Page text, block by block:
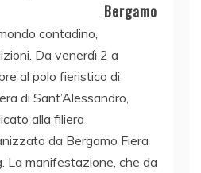
Bergamo
contadino,
Da venerdì 2 a
al polo fieristico di
di Sant’Alessandro,
alla filiera
da Bergamo Fiera
La manifestazione, che da